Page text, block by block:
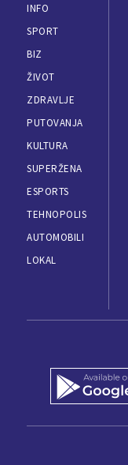
INFO
SPORT
BIZ
ŽIVOT
ZDRAVLJE
PUTOVANJA
KULTURA
SUPERŽENA
ESPORTS
TEHNOPOLIS
AUTOMOBILI
LOKAL